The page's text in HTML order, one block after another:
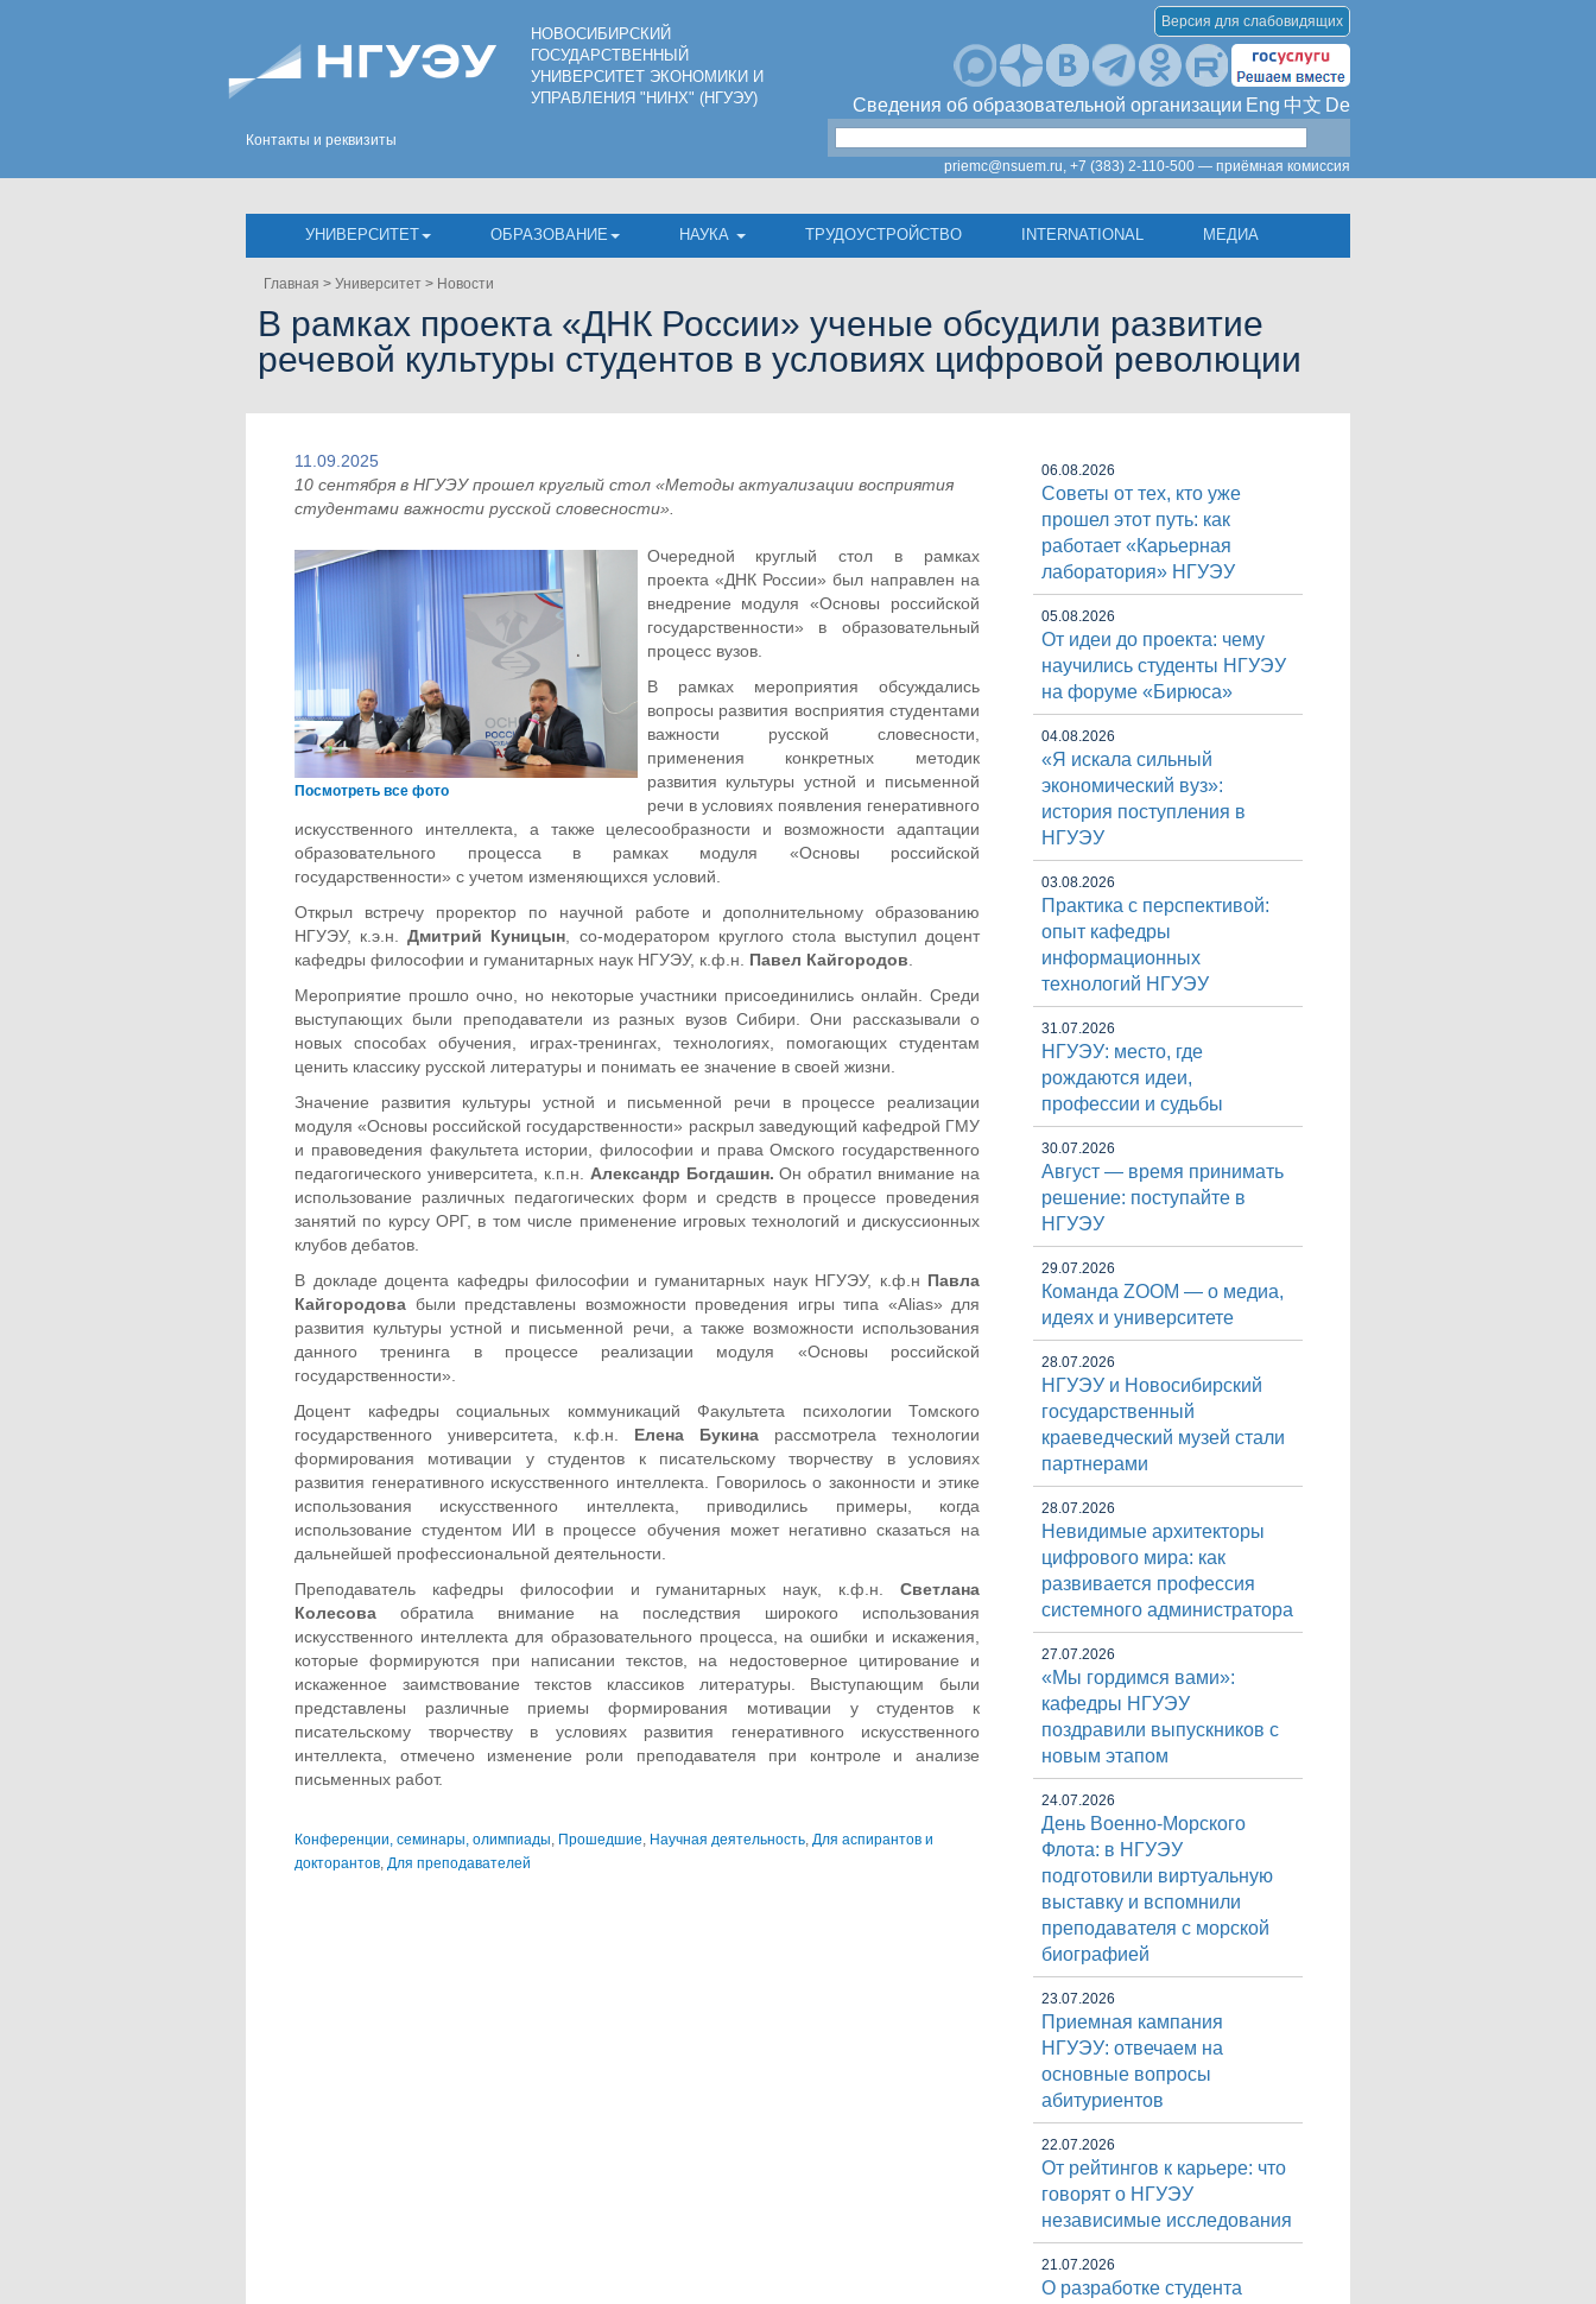
Контакты и реквизиты
НОВОСИБИРСКИЙ
ГОСУДАРСТВЕННЫЙ
УНИВЕРСИТЕТ ЭКОНОМИКИ И
УПРАВЛЕНИЯ "НИНХ" (НГУЭУ)
Версия для слабовидящих
Сведения об образовательной организации Eng 中文 De
priemc@nsuem.ru, +7 (383) 2-110-500 — приёмная комиссия
УНИВЕРСИТЕТ ОБРАЗОВАНИЕ НАУКА ТРУДОУСТРОЙСТВО INTERNATIONAL МЕДИА
Главная > Университет > Новости
В рамках проекта «ДНК России» ученые обсудили развитие
речевой культуры студентов в условиях цифровой революции
11.09.2025
10 сентября в НГУЭУ прошел круглый стол «Методы актуализации восприятия
студентами важности русской словесности».
Посмотреть все фото
Очередной круглый стол в рамках
проекта «ДНК России» был направлен на
внедрение модуля «Основы российской
государственности» в образовательный
процесс вузов.
В рамках мероприятия обсуждались
вопросы развития восприятия студентами
важности русской словесности,
применения конкретных методик
развития культуры устной и письменной
речи в условиях появления генеративного
искусственного интеллекта, а также целесообразности и возможности адаптации
образовательного процесса в рамках модуля «Основы российской
государственности» с учетом изменяющихся условий.
Открыл встречу проректор по научной работе и дополнительному образованию
НГУЭУ, к.э.н.Дмитрий Куницын , со-модератором круглого стола выступил доцент
кафедры философии и гуманитарных наук НГУЭУ, к.ф.н. Павел Кайгородов
Мероприятие прошло очно, но некоторые участники присоединились онлайн. Среди
выступающих были преподаватели из разных вузов Сибири. Они рассказывали о
новых способах обучения, играх-тренингах, технологиях, помогающих студентам
ценить классику русской литературы и понимать ее значение в своей жизни.
Значение развития культуры устной и письменной речи в процессе реализации
модуля «Основы российской государственности» раскрыл заведующий кафедрой ГМУ
и правоведения факультета истории, философии и права Омского государственного
педагогического университета, к.п.н. Александр Богдашин.Он обратил внимание на
использование различных педагогических форм и средств в процессе проведения
занятий по курсу ОРГ, в том числе применение игровых технологий и дискуссионных
клубов дебатов.
В докладе доцента кафедры философии и гуманитарных наук НГУЭУ, к.ф.н Павла
Кайгородова были представлены возможности проведения игры типа «Alias» для
развития культуры устной и письменной речи, а также возможности использования
данного тренинга в процессе реализации модуля «Основы российской
государственности».
Доцент кафедры социальных коммуникаций Факультета психологии Томского
государственного университета, к.ф.н. Елена Букина рассмотрела технологии
формирования мотивации у студентов к писательскому творчеству в условиях
развития генеративного искусственного интеллекта. Говорилось о законности и этике
использования искусственного интеллекта, приводились примеры, когда
использование студентом ИИ в процессе обучения может негативно сказаться на
дальнейшей профессиональной деятельности.
Преподаватель кафедры философии и гуманитарных наук, к.ф.н. Светлана
Колесоваобратила внимание на последствия широкого использования
искусственного интеллекта для образовательного процесса, на ошибки и искажения,
которые формируются при написании текстов, на недостоверное цитирование и
искаженное заимствование текстов классиков литературы. Выступающим были
представлены различные приемы формирования мотивации у студентов к
писательскому творчеству в условиях развития генеративного искусственного
интеллекта, отмечено изменение роли преподавателя при контроле и анализе
письменных работ.
Конференции, семинары, олимпиады, Прошедшие, Научная деятельность, Для аспирантов и
докторантов, Для преподавателей
06.08.2026
Советы от тех, кто уже
прошел этот путь: как
работает «Карьерная
лаборатория» НГУЭУ
05.08.2026
От идеи до проекта: чему
научились студенты НГУЭУ
на форуме «Бирюса»
04.08.2026
«Я искала сильный
экономический вуз»:
история поступления в
НГУЭУ
03.08.2026
Практика с перспективой:
опыт кафедры
информационных
технологий НГУЭУ
31.07.2026
НГУЭУ: место, где
рождаются идеи,
профессии и судьбы
30.07.2026
Август — время принимать
решение: поступайте в
НГУЭУ
29.07.2026
Команда ZOOM — о медиа,
идеях и университете
28.07.2026
НГУЭУ и Новосибирский
государственный
краеведческий музей стали
партнерами
28.07.2026
Невидимые архитекторы
цифрового мира: как
развивается профессия
системного администратора
27.07.2026
«Мы гордимся вами»:
кафедры НГУЭУ
поздравили выпускников с
новым этапом
24.07.2026
День Военно-Морского
Флота: в НГУЭУ
подготовили виртуальную
выставку и вспомнили
преподавателя с морской
биографией
23.07.2026
Приемная кампания
НГУЭУ: отвечаем на
основные вопросы
абитуриентов
22.07.2026
От рейтингов к карьере: что
говорят о НГУЭУ
независимые исследования
21.07.2026
О разработке студента